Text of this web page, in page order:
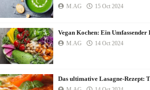
M.AG 15 Oct 2024
Vegan Kochen: Ein
M.AG 14 Oct 2024
Das ultimative Lasagne-Rezept: